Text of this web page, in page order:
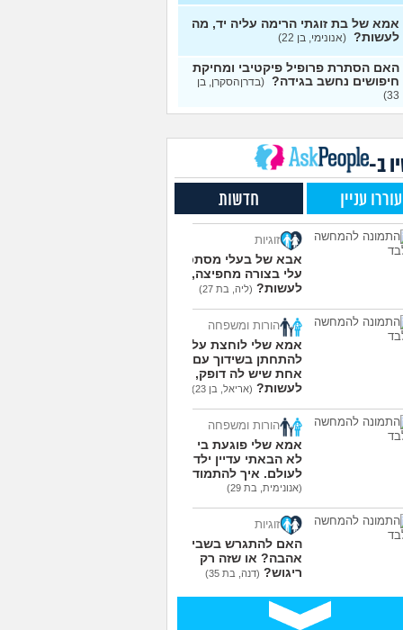
אותה מתוך כעס. איך
עצות
להסביר לה שאני רוצה
(עידן, בן 27)
20
עצות
ביני לבית הזוג, מה
(אנונימי, בן 24) עצות
(אלי, בן
איתו היום לדייט ראשון
בת 18)
עם בנות בים/ הליכה
או מועדון?
(רואי, בן
אותי לדייטים גרועים
17
עצות
עוד שאלות חדשות במדור
אמא של בת זוגתי הרימה עליה יד, מה
לעשות? (אנונימי, בן 22)
האם הסתרת פרופיל פיקטיבי ומחיקת
חיפושים נחשב בגידה? (בדרןהסקרן, בן
33)
ב-
עוררו עניין חדשות
זוגיות
אבא של בעלי מסתכל
עלי בצורה מחפיצה, מה
לעשות? (ליה, בת 27)
הורות ומשפחה
אמא שלי לוחצת עליי
להתחתן בשידוך עם כל
אחת שיש לה דופק, מה
לעשות? (אריאל, בן 23)
הורות ומשפחה
אמא שלי פוגעת בי כי
לא הבאתי עדיין ילדים
לעולם. איך להתמודד?
(אנונימית, בת 29)
זוגיות
האם להתגרש בשביל
אהבה? או שזה רק
ריגוש? (דנה, בת 35)